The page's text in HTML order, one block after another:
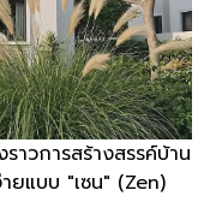
าวการสร้างสรรค์บ้าน
ยแบบ "เซน" (Zen)